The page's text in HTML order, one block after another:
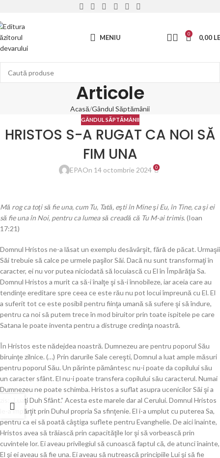
MENIU 0 0,00
Articole
Acasă Gândul Săptămânii
GÂNDUL SĂPTĂMÂNII
HRISTOS S-A RUGAT CA NOI SĂ
FIM UNA
EPAOn 14 octombrie 2024 0
Mă rog ca toţi să fie una, cum Tu, Tată, eşti în Mine şi Eu, în Tine, ca şi ei
să fie una în Noi, pentru ca lumea să creadă că Tu M-ai trimis. (Ioan
17:21)
Domnul Hristos ne-a lăsat un exemplu desăvârşit, fără de păcat. Urmaşii
Săi trebuie să calce pe urmele paşilor Săi. Dacă nu sunt transformaţi în
caracter, ei nu vor putea niciodată să locuiască cu El în Împărăţia Sa.
Domnul Hristos a murit ca să-i înalţe şi să-i înnobileze, iar aceia care au
tendinţe ereditare spre ceea ce este rău nu pot locui împreună cu El. El
a suferit tot ce este posibil pentru fiinţa umană să sufere şi să îndure,
pentru ca noi să putem trece în mod biruitor prin toate ispitele pe care
Satana le poate inventa pentru a distruge credinţa noastră.
În Hristos este nădejdea noastră. Dumnezeu are pentru poporul Său
biruinţe zilnice. (…) Prin darurile Sale cereşti, Domnul a luat ample măsuri
pentru poporul Său. Un părinte pământesc nu-i poate da copilului său
un caracter sfânt. El nu-i poate transfera copilului său caracterul. Numai
Dumnezeu ne poate schimba. Hristos a suflat asupra ucenicilor Săi şi a
zis: „Luaţi Duh Sfânt.” Acesta este marele dar al Cerului. Domnul Hristos
le-a împărţit prin Duhul propria Sa sfinţenie. El i-a umplut cu puterea Sa,
pentru ca ei să poată câştiga suflete pentru Evanghelie. De aici înainte,
Hristos avea să trăiască prin capacităţile lor şi să vorbească prin
cuvintele lor. Ei aveau privilegiul să cunoască faptul că, de atunci înainte,
El şi ei aveau să fie una. Ei aveau să nutrească principiile Lui şi să fie